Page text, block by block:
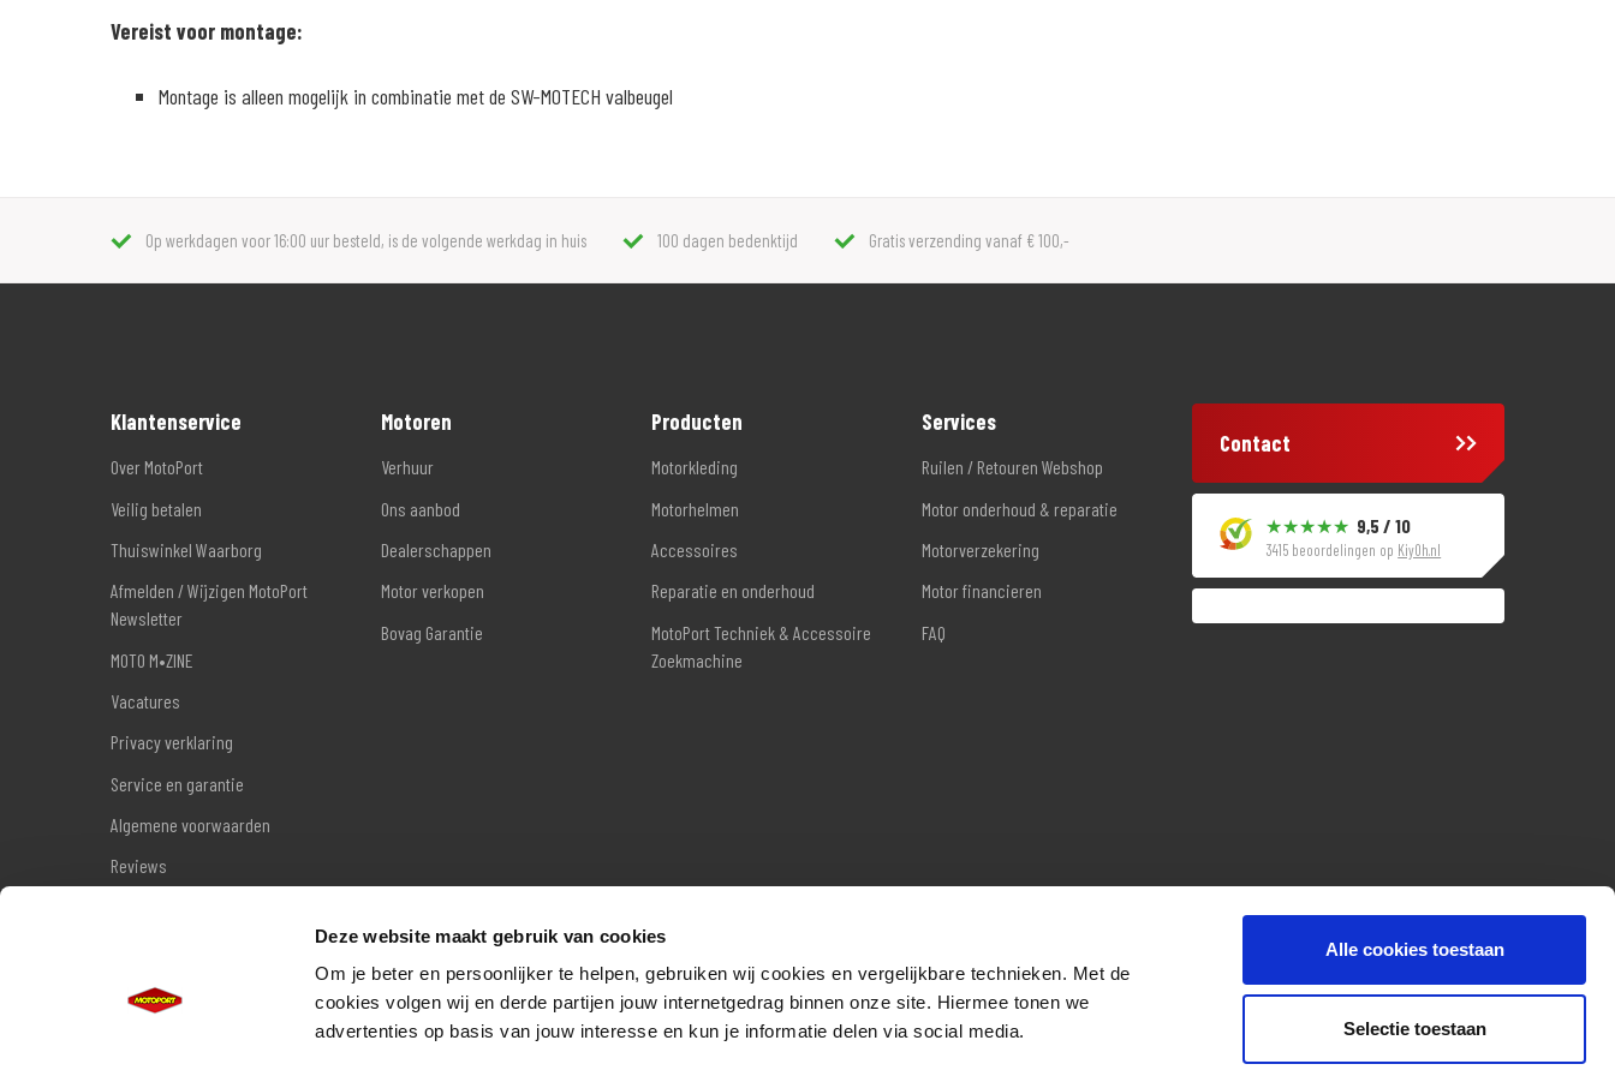
Deze website maakt gebruik van cookies
Om je beter en persoonlijker te helpen, gebruiken wij cookies en vergelijkbare technieken. Met de
cookies volgen wij en derde partijen jouw internetgedrag binnen onze site. Hiermee tonen we
advertenties op basis van jouw interesse en kun je informatie delen via social media.
Alle cookies toestaan
Selectie toestaan
Vereist voor montage:
Montage is alleen mogelijk in combinatie met de SW-MOTECH valbeugel
Op werkdagen voor 16:00 uur besteld, is de volgende werkdag in huis 100 dagen bedenktijd Gratis verzending vanaf € 100,-
Klantenservice
Over MotoPort
Veilig betalen
Thuiswinkel Waarborg
Afmelden / Wijzigen MotoPort
Newsletter
MOTO M•ZINE
Vacatures
Privacy verklaring
Service en garantie
Algemene voorwaarden
Reviews
Motoren
Verhuur
Ons aanbod
Dealerschappen
Motor verkopen
Bovag Garantie
Producten
Motorkleding
Motorhelmen
Accessoires
Reparatie en onderhoud
MotoPort Techniek & Accessoire
Zoekmachine
Services
Ruilen / Retouren Webshop
Motor onderhoud & reparatie
Motorverzekering
Motor financieren
FAQ
Contact
9,5 / 10
3415 beoordelingen op KiyOh.nl